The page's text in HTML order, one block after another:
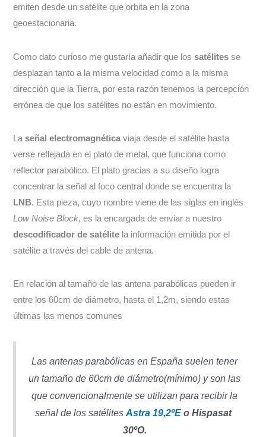
emiten desde un satélite que orbita en la zona
geoestacionaria.
Como dato curioso me gustaría añadir que lossatélites se
desplazan tanto a la misma velocidad como a la misma
dirección que la Tierra, por esta razón tenemos la percepción
errónea de que los satélites no están en movimiento.
Laseñal electromagnética viaja desde el satélite hasta
verse reflejada en el plato de metal, que funciona como
reflector parabólico. El plato gracias a su diseño logra
concentrar la señal al foco central donde se encuentra la
LNB. Esta pieza, cuyo nombre viene de las siglas en inglés
Low Noise Block,es la encargada de enviar a nuestro
descodificador de satélite la información emitida por el
satélite a través del cable de antena.
En relación al tamaño de las antena parabólicas pueden ir
entre los 60cm de diámetro, hasta el 1,2m, siendo estas
últimas las menos comunes
Las antenas parabólicas en España suelen tener
un tamaño de 60cm de diámetro(mínimo) y son las
que convencionalmente se utilizan para recibir la
señal de los satélites Astra 19,2ºE o Hispasat
30ºO.